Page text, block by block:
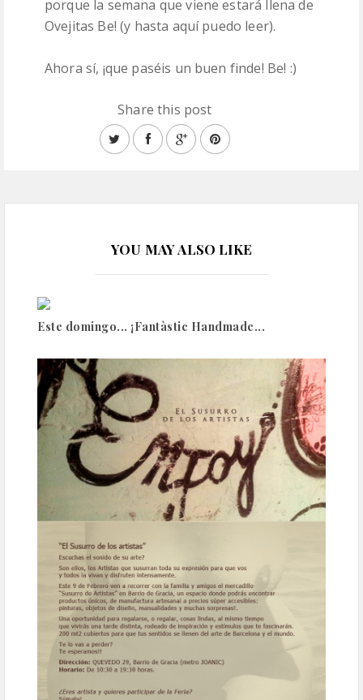
porque la semana que viene estará llena de
Ovejitas Be! (y hasta aquí puedo leer).
Ahora sí, ¡que paséis un buen finde! Be! :)
Share this post
YOU MAY ALSO LIKE
Este domingo... ¡Fantàstic Handmade...